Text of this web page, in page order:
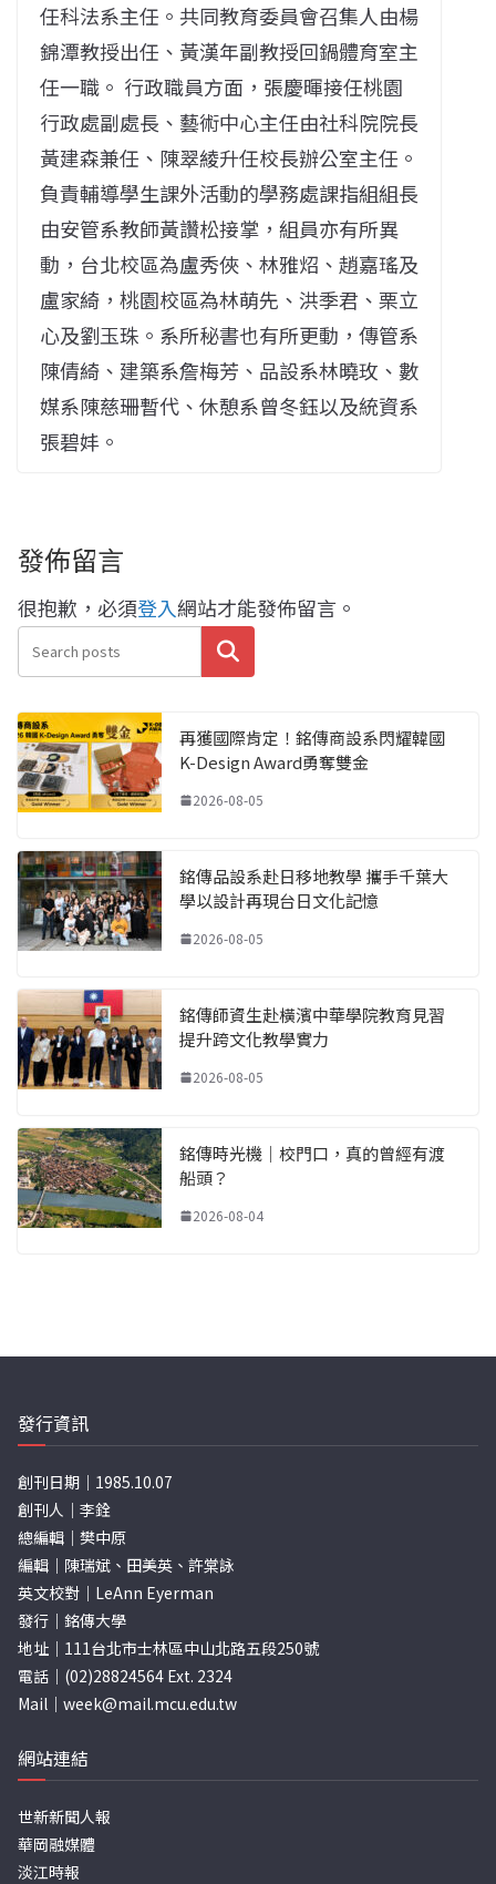
任科法系主任。共同教育委員會召集人由楊
錦潭教授出任、黃漢年副教授回鍋體育室主
任一職。 行政職員方面，張慶暉接任桃園
行政處副處長、藝術中心主任由社科院院長
黃建森兼任、陳翠綾升任校長辦公室主任。
負責輔導學生課外活動的學務處課指組組長
由安管系教師黃讚松接掌，組員亦有所異
動，台北校區為盧秀俠、林雅炤、趙嘉瑤及
盧家綺，桃園校區為林萌先、洪季君、栗立
心及劉玉珠。系所秘書也有所更動，傳管系
陳倩綺、建築系詹梅芳、品設系林曉玫、數
媒系陳慈珊暫代、休憩系曾冬鈺以及統資系
張碧妦。
發佈留言
很抱歉，必須登入網站才能發佈留言。
搜尋
再獲國際肯定！銘傳商設系閃耀韓國
K-Design Award勇奪雙金
2026-08-05
銘傳品設系赴日移地教學 攜手千葉大
學以設計再現台日文化記憶
2026-08-05
銘傳師資生赴橫濱中華學院教育見習
提升跨文化教學實力
2026-08-05
銘傳時光機｜校門口，真的曾經有渡
船頭？
2026-08-04
發行資訊
創刊日期｜1985.10.07
創刊人｜李銓
總編輯｜樊中原
編輯｜陳瑞斌、田美英、許棠詠
英文校對｜LeAnn Eyerman
發行｜銘傳大學
地址｜111台北市士林區中山北路五段250號
電話｜(02)28824564 Ext. 2324
Mail｜ week@mail.mcu.edu.tw
網站連結
世新新聞人報
華岡融媒體
淡江時報